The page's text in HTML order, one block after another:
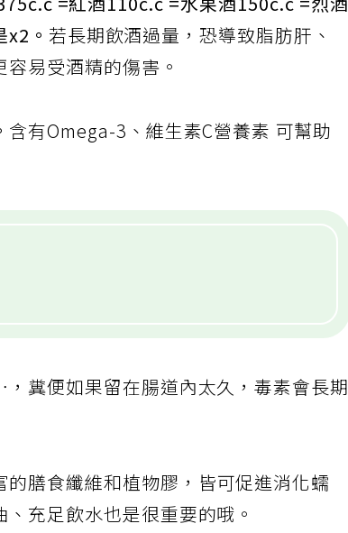
=紅酒110c.c =水果酒150c.c =烈酒
x2。若長期飲酒過量，恐導致脂肪肝、
易受酒精的傷害。
含有Omega-3、維生素C營養素 可幫助
糞便如果留在腸道內太久，毒素會長期
的膳食纖維和植物膠，皆可促進消化蠕